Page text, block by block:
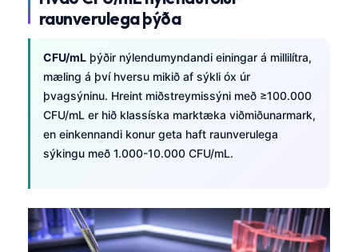
raunverulega þýða
CFU/mL þýðir nýlendumyndandi einingar á millilítra,
mæling á því hversu mikið af sýkli óx úr
þvagsýninu. Hreint miðstreymissýni með ≥100.000
CFU/mL er hið klassíska marktæka viðmiðunarmark,
en einkennandi konur geta haft raunverulega
sýkingu með 1.000-10.000 CFU/mL.